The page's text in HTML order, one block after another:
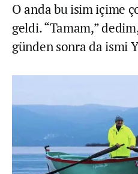
O anda bu isim içime
geldi. “Tamam,”
günden sonra da ismi